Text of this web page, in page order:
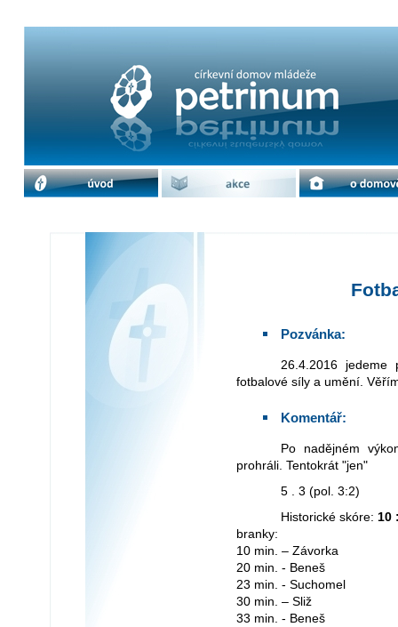
Fotbal AG - Petrinum | cdm Petrinum
Pozvánka:
26.4.2016 jedeme po roce opět do Kroměříže poměřit svoje
fotbalové síly a umění.
Komentář:
Po nadějném výkonu jsme na horké kroměřížské půdě opět
prohráli. Tentokrát "jen"
5 . 3 (pol. 3:2)
Historické skóre: 10
branky:
10 min. – Závorka
20 min. - Beneš
23 min. - Suchomel
30 min. – Sliž
33 min. - Beneš
úvod akce o domově